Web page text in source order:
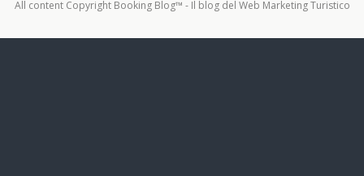
All content Copyright Booking Blog™ - Il blog del Web Marketing Turistico